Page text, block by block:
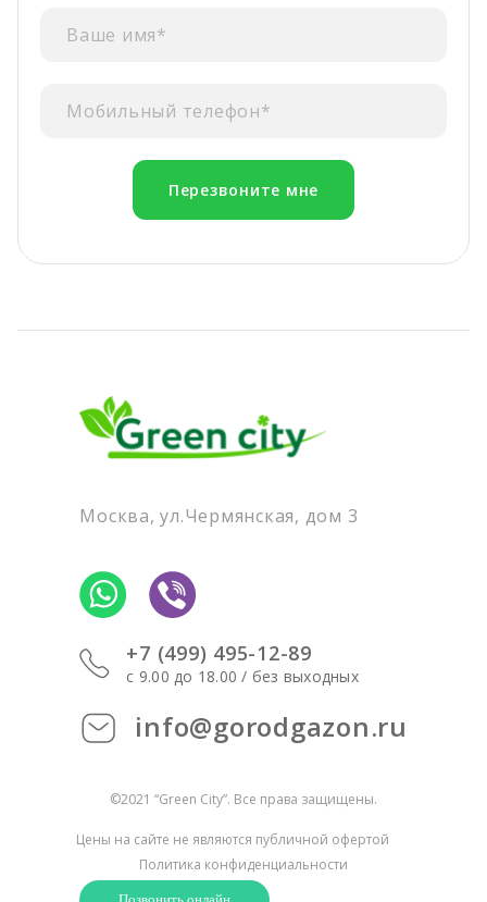
Перезвоните мне
Москва, ул.Чермянская, дом 3
+7 (499) 495-12-89
c 9.00 до 18.00 / без выходных
info@gorodgazon.ru
©2021 “Green City”. Все права защищены.
Цены на сайте не являются публичной офертой
Политика конфиденциальности